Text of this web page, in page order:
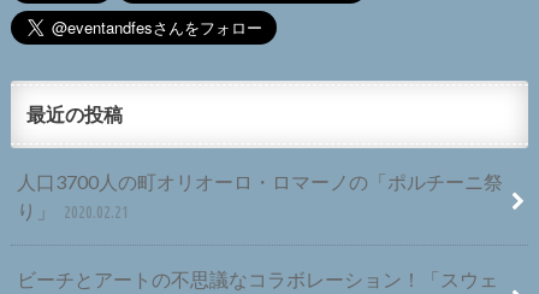
最近の投稿
人口3700人の町オリオーロ・ロマーノの「ポルチーニ祭
り」
2020.02.21
ビーチとアートの不思議なコラボレーション！「スウェ